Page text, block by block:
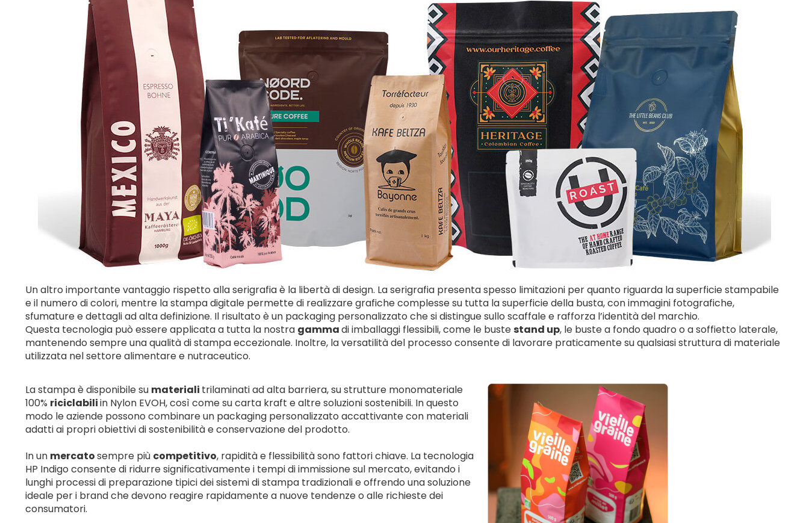
Un altro importante vantaggio rispetto alla serigrafia è la libertà di design. La serigrafia presenta spesso limitazioni per quanto riguarda la superficie stampabile
e il numero di colori, mentre la stampa digitale permette di realizzare grafiche complesse su tutta la superficie della busta, con immagini fotografiche,
sfumature e dettagli ad alta definizione. Il risultato è un packaging personalizzato che si distingue sullo scaffale e rafforza l’identità del marchio.
Questa tecnologia può essere applicata a tutta la nostra gammadi imballaggi flessibili, come le buste stand up, le buste a fondo quadro o a soffietto laterale,
mantenendo sempre una qualità di stampa eccezionale. Inoltre, la versatilità del processo consente di lavorare praticamente su qualsiasi struttura di materiale
utilizzata nel settore alimentare e nutraceutico.
La stampa è disponibile su materiali trilaminati ad alta barriera, su strutture monomateriale
100% riciclabiliin Nylon EVOH, così come su carta kraft e altre soluzioni sostenibili. In questo
modo le aziende possono combinare un packaging personalizzato accattivante con materiali
adatti ai propri obiettivi di sostenibilità e conservazione del prodotto.
In un mercatosempre più competitivo, rapidità e flessibilità sono fattori chiave. La tecnologia
HP Indigo consente di ridurre significativamente i tempi di immissione sul mercato, evitando i
lunghi processi di preparazione tipici dei sistemi di stampa tradizionali e offrendo una soluzione
ideale per i brand che devono reagire rapidamente a nuove tendenze o alle richieste dei
consumatori.